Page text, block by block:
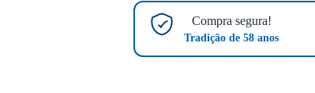
Compra segura!
Tradição de 58 anos